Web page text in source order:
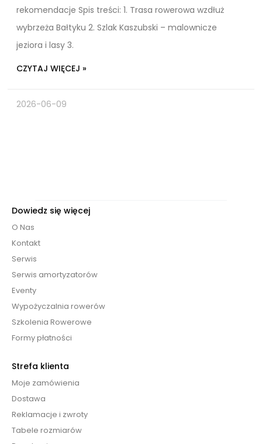
rekomendacje Spis treści: 1. Trasa rowerowa wzdłuż
wybrzeża Bałtyku 2. Szlak Kaszubski – malownicze
jeziora i lasy 3.
CZYTAJ WIĘCEJ »
2026-06-09
Dowiedz się więcej
O Nas
Kontakt
Serwis
Serwis amortyzatorów
Eventy
Wypożyczalnia rowerów
Szkolenia Rowerowe
Formy płatności
Strefa klienta
Moje zamówienia
Dostawa
Reklamacje i zwroty
Tabele rozmiarów